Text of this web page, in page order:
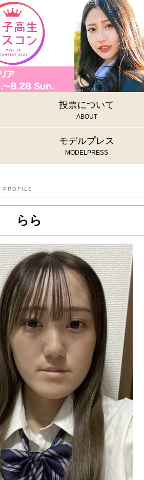
投票について
ABOUT
モデルプレス
MODELPRESS
PROFILE
らら